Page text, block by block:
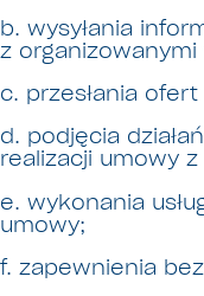
b. wysyłania
z
c. przesłania
d. podjęcia
realizacji umowy
e. wykonania
umowy;
f. zapewnienia